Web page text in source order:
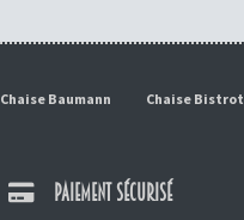
Chaise Baumann Chaise Bistrot
PAIEMENT SÉCURISÉ